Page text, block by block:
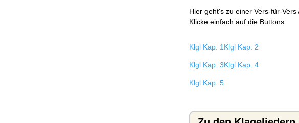
Hier geht's zu einer Vers-für-
Klicke einfach auf die Buttons:
Klgl Kap. 1 Klgl Kap. 2
Klgl Kap. 3Klgl Kap. 4
Klgl Kap. 5